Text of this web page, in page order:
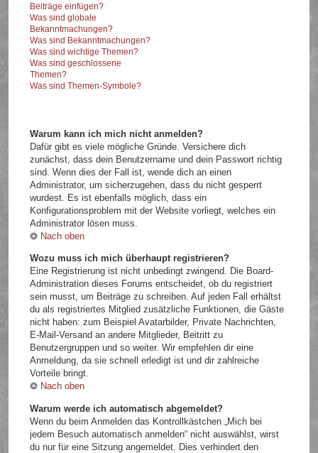
Beiträge einfügen?
Was sind globale
Bekanntmachungen?
Was sind Bekanntmachungen?
Was sind wichtige Themen?
Was sind geschlossene
Themen?
Was sind Themen-Symbole?
Warum kann ich mich nicht anmelden?
Dafür gibt es viele mögliche Gründe. Versichere dich
zunächst, dass dein Benutzername und dein Passwort richtig
sind. Wenn dies der Fall ist, wende dich an einen
Administrator, um sicherzugehen, dass du nicht gesperrt
wurdest. Es ist ebenfalls möglich, dass ein
Konfigurationsproblem mit der Website vorliegt, welches ein
Administrator lösen muss.
Nach oben
Wozu muss ich mich überhaupt registrieren?
Eine Registrierung ist nicht unbedingt zwingend. Die Board-
Administration dieses Forums entscheidet, ob du registriert
sein musst, um Beiträge zu schreiben. Auf jeden Fall erhältst
du als registriertes Mitglied zusätzliche Funktionen, die Gäste
nicht haben: zum Beispiel Avatarbilder, Private Nachrichten,
E-Mail-Versand an andere Mitglieder, Beitritt zu
Benutzergruppen und so weiter. Wir empfehlen dir eine
Anmeldung, da sie schnell erledigt ist und dir zahlreiche
Vorteile bringt.
Nach oben
Warum werde ich automatisch abgemeldet?
Wenn du beim Anmelden das Kontrollkästchen „Mich bei
jedem Besuch automatisch anmelden“ nicht auswählst, wirst
du nur für eine Sitzung angemeldet. Dies verhindert den